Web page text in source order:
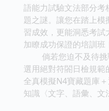
語能力試驗文法部分考
題之謎。讓您在踏上
習成效，更能洞悉考
加瞭成功保證的培訓班
倘若您迫不及待挑
選用絕對符閤日檢規
全真模擬N4寶藏題庫
知識〈文字、語彙、文